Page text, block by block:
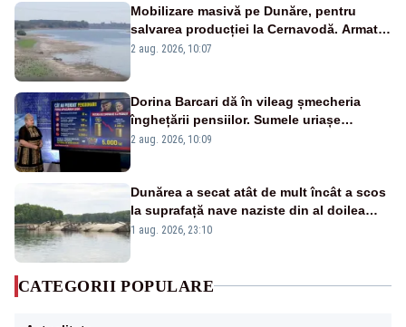
Mobilizare masivă pe Dunăre, pentru
salvarea producției la Cernavodă. Armata
va detona o stâncă și va devia apa
2 aug. 2026, 10:07
Dorina Barcari dă în vileag șmecheria
înghețării pensiilor. Sumele uriașe
pierdute de fiecare român
2 aug. 2026, 10:09
Dunărea a secat atât de mult încât a scos
la suprafață nave naziste din al doilea
război mondial
1 aug. 2026, 23:10
CATEGORII POPULARE